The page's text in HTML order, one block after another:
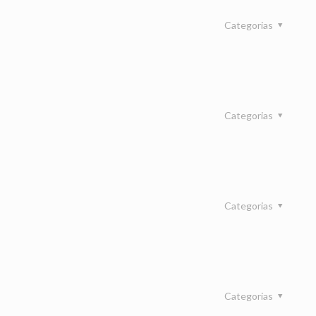
Categorias
Categorias
Categorias
Categorias